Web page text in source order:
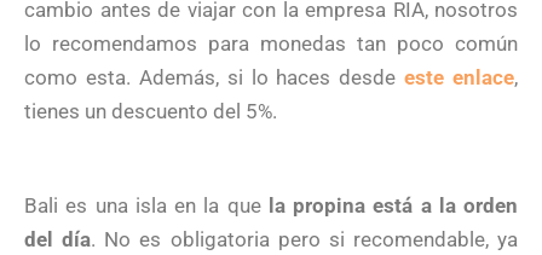
cambio antes de viajar con la empresa RIA, nosotros
lo recomendamos para monedas tan poco común
como esta. Además, si lo haces desdeeste enlace,
tienes un descuento del 5%.
Bali es una isla en la que la propina está a la orden
del día. No es obligatoria pero si recomendable, ya